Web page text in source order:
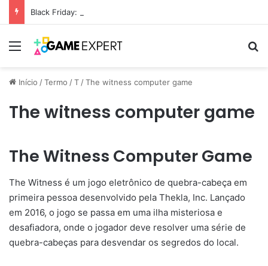
Black Friday: descontos incríveis em eletrônicos
Menu
Início /Termo /T /The witness computer game
The witness computer game
The Witness Computer Game
The Witness é um jogo eletrônico de quebra-cabeça em
primeira pessoa desenvolvido pela Thekla, Inc. Lançado
em 2016, o jogo se passa em uma ilha misteriosa e
desafiadora, onde o jogador deve resolver uma série de
quebra-cabeças para desvendar os segredos do local.